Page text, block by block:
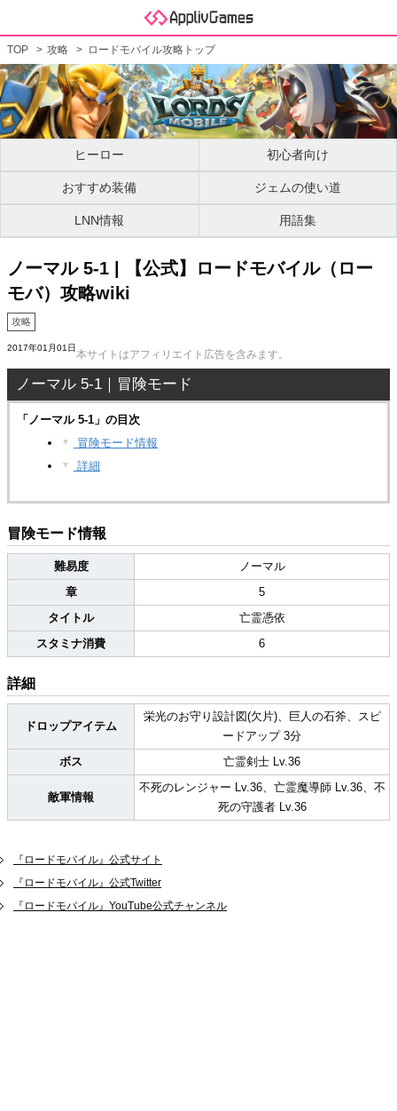
TOP 攻略 ロードモバイル攻略トップ
ヒーロー 初心者向け
おすすめ装備 ジェムの使い道
LNN情報 用語集
ノーマル 5-1 | 【公式】ロードモバイル（ロー
モバ）攻略wiki
攻略
2017年01月01日
本サイトはアフィリエイト広告を含みます。
ノーマル 5-1｜冒険モード
「ノーマル 5-1」の目次
▼ 冒険モード情報
▼ 詳細
冒険モード情報
難易度
ノーマル
章
5
タイトル
亡霊憑依
スタミナ消費
6
詳細
ドロップアイテム
栄光のお守り設計図(欠片)、巨人の石斧、スピ
ードアップ 3分
ボス
亡霊剣士 Lv.36
敵軍情報
不死のレンジャー Lv.36、亡霊魔導師 Lv.36、不
死の守護者 Lv.36
『ロードモバイル』公式サイト
『ロードモバイル』公式Twitter
『ロードモバイル』YouTube公式チャンネル